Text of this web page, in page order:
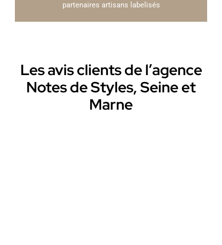
partenaires artisans labelisés
Les avis clients de l’agence
Notes de Styles, Seine et
Marne